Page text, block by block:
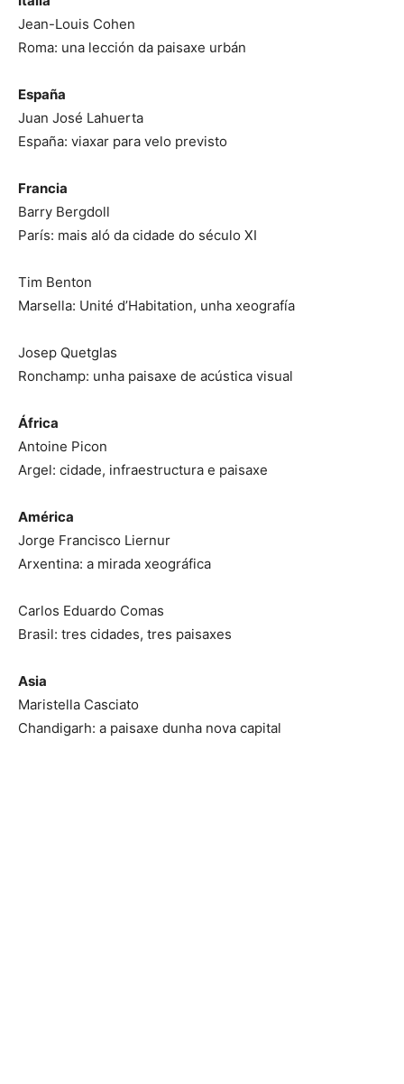
Jean-Louis Cohen
Roma: una lección da paisaxe urbán
España
Juan José Lahuerta
España: viaxar para velo previsto
Francia
Barry Bergdoll
París: mais aló da cidade do século XI
Tim Benton
Marsella: Unité d’Habitation, unha xeografía
Josep Quetglas
Ronchamp: unha paisaxe de acústica visual
África
Antoine Picon
Argel: cidade, infraestructura e paisaxe
América
Jorge Francisco Liernur
Arxentina: a mirada xeográfica
Carlos Eduardo Comas
Brasil: tres cidades, tres paisaxes
Asia
Maristella Casciato
Chandigarh: a paisaxe dunha nova capital